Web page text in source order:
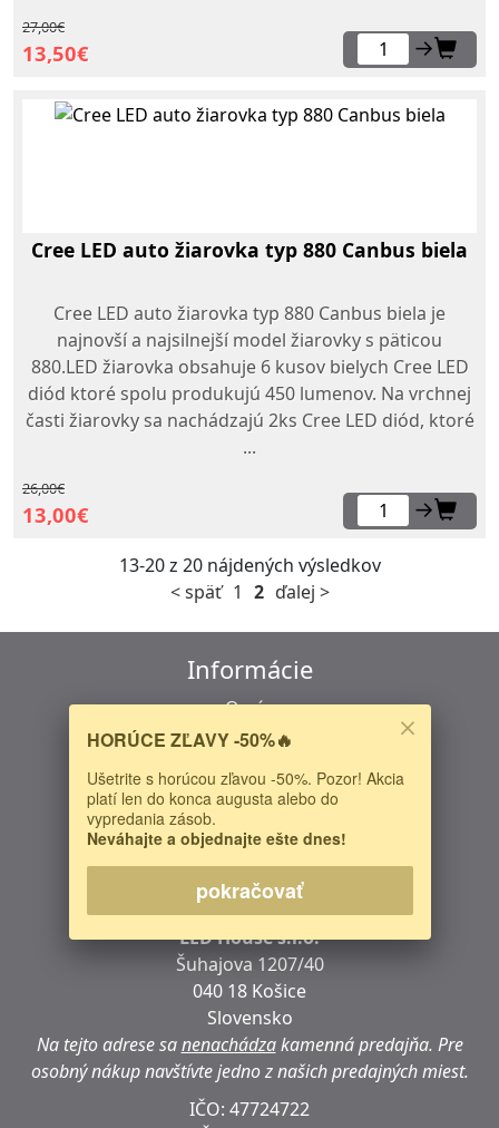
27,00€
13,50€ →
Cree LED auto žiarovka typ 880 Canbus biela
Cree LED auto žiarovka typ 880 Canbus biela je
najnovší a najsilnejší model žiarovky s päticou
880.LED žiarovka obsahuje 6 kusov bielych Cree LED
diód ktoré spolu produkujú 450 lumenov. Na vrchnej
časti žiarovky sa nachádzajú 2ks Cree LED diód, ktoré
...
26,00€
13,00€ →
13-20 z 20 nájdených výsledkov
< späť 1 2 ďalej >
Informácie
O nás
Doprava a platba
Obchodné podmienky
Odstúpenie od zmluvy
Reklamačný protokol
Kontakt
LED House s.r.o.
Šuhajova 1207/40
040 18 Košice
Slovensko
Na tejto adrese sanenachádzakamenná predajňa. Pre
osobný nákup navštívte jedno z našich predajných miest.
IČO: 47724722
HORÚCE ZĽAVY -50%🔥
Ušetrite s horúcou zľavou -50%. Pozor! Akcia
platí len do konca augusta alebo do
vypredania zásob.
Neváhajte a objednajte ešte dnes!
pokračovať